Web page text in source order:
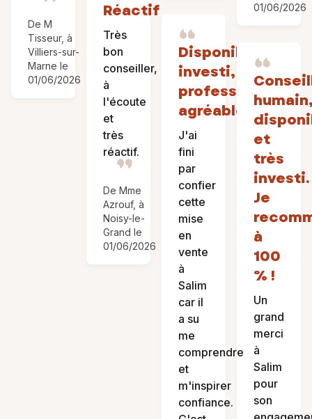
De M
Tisseur, à
Villiers-sur-
Marne le
01/06/2026
Réactif
Très
bon
conseiller,
à
l'écoute
et
très
réactif.
De Mme
Azrouf, à
Noisy-le-
Grand le
01/06/2026
Disponible,
investi,
professionnel,
agréable
J'ai
fini
par
confier
cette
mise
en
vente
à
Salim
car il
a su
me
comprendre
et
m'inspirer
confiance.
01/06/2026
et
très
investi.
Je
à
100
% !
Un
grand
merci
à
Salim
pour
son